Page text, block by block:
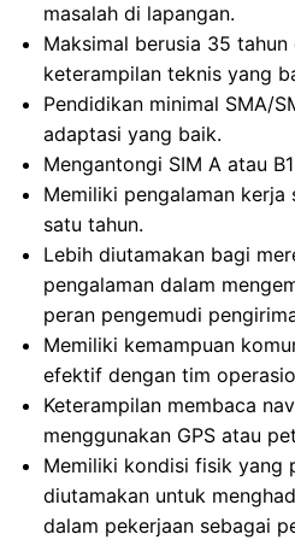
masalah di lapangan.
Maksimal berusia 35 tahun
keterampilan teknis yang
Pendidikan minimal SMA/
adaptasi yang baik.
Mengantongi SIM A atau
Memiliki pengalaman kerja
satu tahun.
Lebih diutamakan bagi
pengalaman dalam
peran pengemudi
Memiliki kemampuan
efektif dengan tim
Keterampilan membaca
menggunakan GPS atau
Memiliki kondisi fisik yang
diutamakan untuk
dalam pekerjaan sebagai